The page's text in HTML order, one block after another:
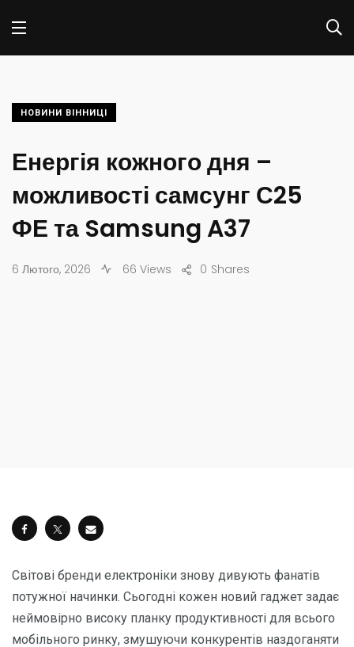
НОВИНИ ВІННИЦІ
Енергія кожного дня –
можливості самсунг С25
ФЕ та Samsung A37
6 Лютого, 2026 66 Views Shares
0
Світові бренди електроніки знову дивують фанатів
потужної начинки. Сьогодні кожен новий гаджет задає
неймовірно високу планку продуктивності для всього
мобільного ринку, змушуючи конкурентів наздоганяти